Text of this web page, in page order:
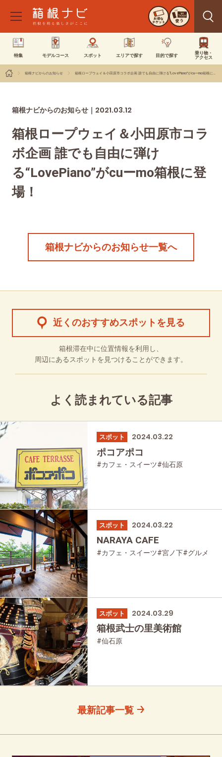
お得な
チケット 使う
特集 モデルコース スポット エリアで探す 目的で探す
乗り物・
アクセス
箱根ナビからのお知らせ 箱根ロープウェイ＆小田原市コラボ企画 誰でも自由に弾ける“LovePiano”がcuーmo箱根に登場！
箱根ナビからのお知らせ｜ 2021.03.12
箱根ロープウェイ＆小田原市コラ
ボ企画 誰でも自由に弾け
る“LovePiano”がcuーmo箱根に登
場！
箱根ナビからのお知らせ一覧へ
近くのおすすめスポットを見る
箱根滞在中に位置情報を利用し、
周辺にあるスポットを見つけることができます。
よく読まれている記事
スポット 2024.03.22
ポコアポコ
#カフェ・スイーツ#仙石原
スポット 2024.03.22
NARAYA CAFE
#カフェ・スイーツ#宮ノ下#グルメ
スポット 2024.03.29
箱根武士の里美術館
#仙石原
最新記事一覧